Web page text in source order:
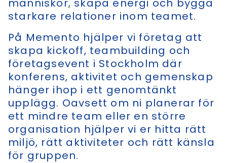
starkare relationer inom teamet.
På Memento hjälper vi företag att
skapa kickoff, teambuilding och
företagsevent i Stockholm där
konferens, aktivitet och gemenskap
hänger ihop i ett genomtänkt
upplägg. Oavsett om ni planerar för
ett mindre team eller en större
organisation hjälper vi er hitta rätt
miljö, rätt aktiviteter och rätt känsla
för gruppen.